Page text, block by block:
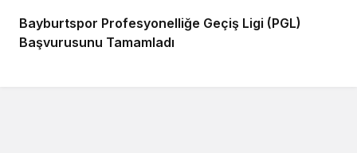
Bayburtspor Profesyonelliğe Geçiş Ligi (PGL)
Başvurusunu Tamamladı